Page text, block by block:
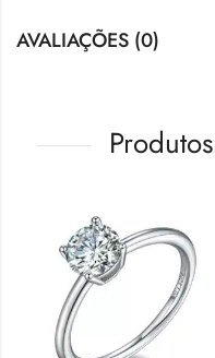
AVALIAÇÕES (0)